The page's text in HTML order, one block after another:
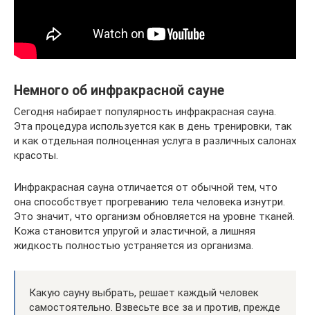
Немного об инфракрасной сауне
Сегодня набирает популярность инфракрасная сауна.
Эта процедура используется как в день тренировки, так
и как отдельная полноценная услуга в различных салонах
красоты.
Инфракрасная сауна отличается от обычной тем, что
она способствует прогреванию тела человека изнутри.
Это значит, что организм обновляется на уровне тканей.
Кожа становится упругой и эластичной, а лишняя
жидкость полностью устраняется из организма.
Какую сауну выбрать, решает каждый человек
самостоятельно. Взвесьте все за и против, прежде